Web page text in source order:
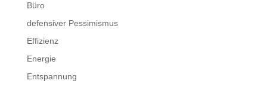
Büro
defensiver Pessimismus
Effizienz
Energie
Entspannung